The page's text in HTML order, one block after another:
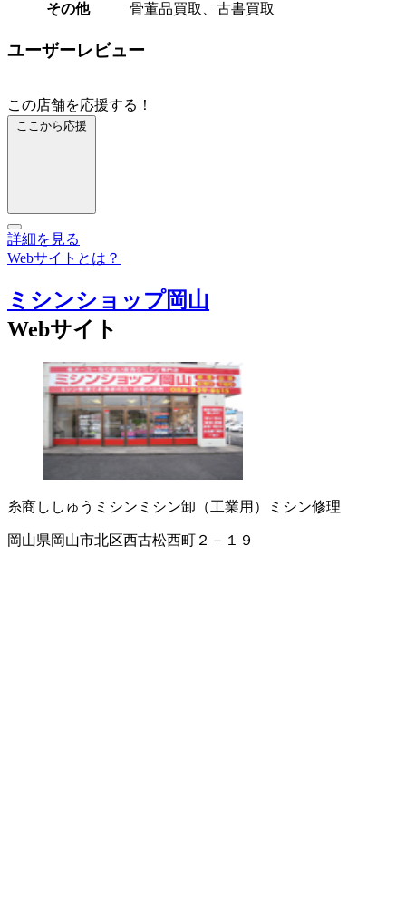
その他
骨董品買取、古書買取
ユーザーレビュー
この店舗を応援する！
ここから応援
詳細を見る
Webサイトとは？
ミシンショップ岡山
Webサイト
糸商ししゅう ミシン ミシン卸（工業用） ミシン修理
岡山県岡山市北区西古松西町２－１９